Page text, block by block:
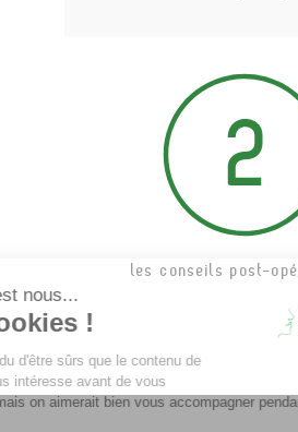
les conseils post-
c'est nous...
Cookies !
a attendu d'être sûrs que le contenu de
site vous intéresse avant de vous
mais on aimerait bien vous